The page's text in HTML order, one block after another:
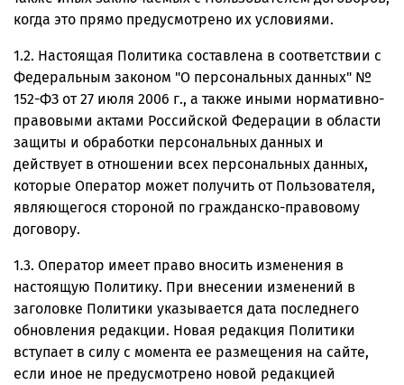
когда это прямо предусмотрено их условиями.
1.2. Настоящая Политика составлена в соответствии с
Федеральным законом "О персональных данных" №
152-ФЗ от 27 июля 2006 г., а также иными нормативно-
правовыми актами Российской Федерации в области
защиты и обработки персональных данных и
действует в отношении всех персональных данных,
которые Оператор может получить от Пользователя,
являющегося стороной по гражданско-правовому
договору.
1.3. Оператор имеет право вносить изменения в
настоящую Политику. При внесении изменений в
заголовке Политики указывается дата последнего
обновления редакции. Новая редакция Политики
вступает в силу с момента ее размещения на сайте,
если иное не предусмотрено новой редакцией